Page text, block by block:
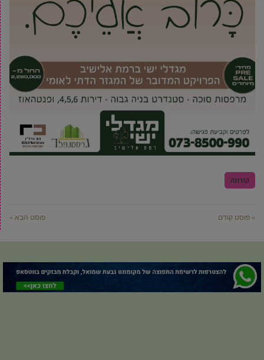
קורונה
« פוסט קודם פוסט הבא »